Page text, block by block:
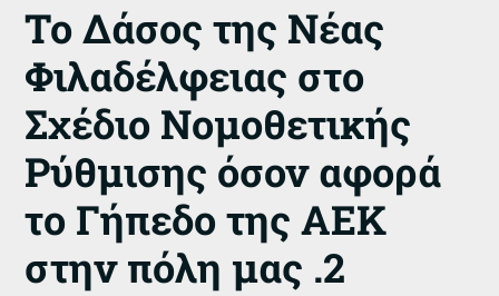
Το Δάσος της Νέας
Φιλαδέλφειας στο
Σχέδιο Νομοθετικής
Ρύθμισης όσον αφορά
το Γήπεδο της ΑΕΚ
στην πόλη μας .2